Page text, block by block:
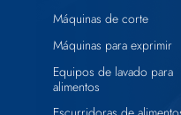
Máquinas de corte
Máquinas para exprimir
Equipos de lavado para
alimentos